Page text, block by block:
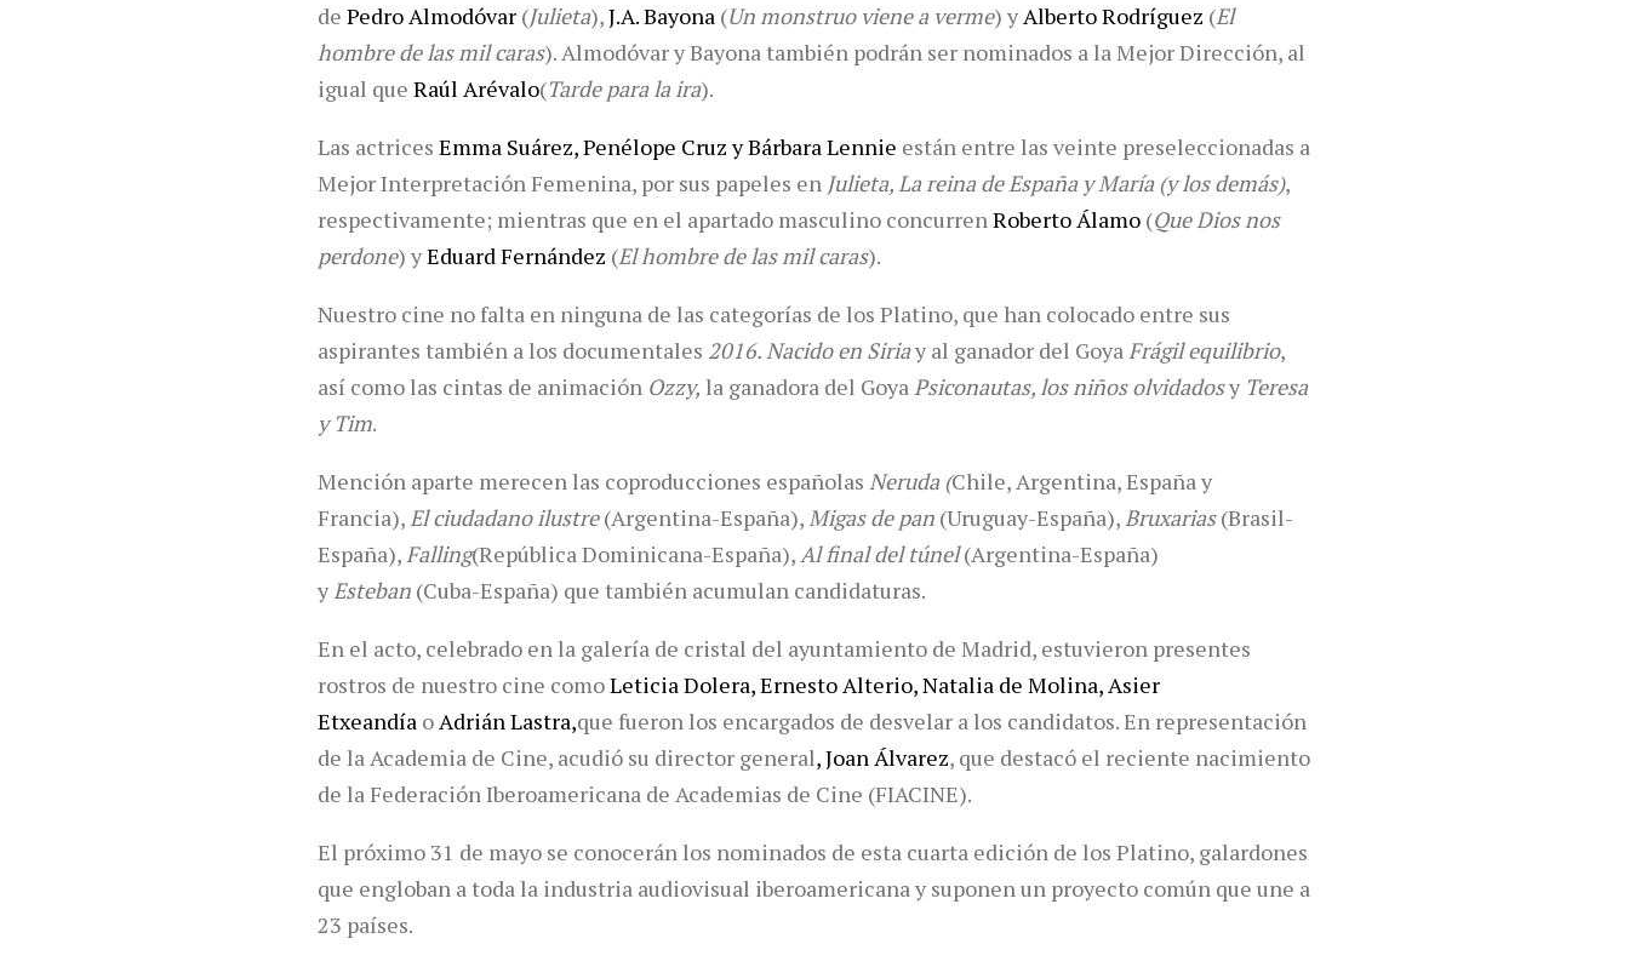
de Pedro Almodóvar (Julieta),J.A. Bayona (Un monstruo viene a verme) yAlberto Rodríguez (El
hombre de las mil caras). Almodóvar y Bayona también podrán ser nominados a la Mejor Dirección, al
igual que Raúl Arévalo(Tarde para la ira).
Las actrices Emma Suárez, Penélope Cruz y Bárbara Lennie están entre las veinte preseleccionadas a
Mejor Interpretación Femenina, por sus papeles en Julieta, La reina de España y María (y los demás),
respectivamente; mientras que en el apartado masculino concurrenRoberto Álamo (Que Dios nos
perdone) yEduard Fernández (El hombre de las mil caras).
Nuestro cine no falta en ninguna de las categorías de los Platino, que han colocado entre sus
aspirantes también a los documentales 2016. Nacido en Siriay al ganador del GoyaFrágil equilibrio,
así como las cintas de animación Ozzy, la ganadora del GoyaPsiconautas, los niños olvidadosy Teresa
y Tim.
Mención aparte merecen las coproducciones españolas Neruda (Chile, Argentina, España y
Francia),El ciudadano ilustre(Argentina-España),Migas de pan (Uruguay-España),Bruxarias(Brasil-
España),Falling(República Dominicana-España),Al final del túnel(Argentina-España)
yEsteban (Cuba-España) que también acumulan candidaturas.
En el acto, celebrado en la galería de cristal del ayuntamiento de Madrid, estuvieron presentes
rostros de nuestro cine comoLeticia Dolera, Ernesto Alterio, Natalia de Molina, Asier
Etxeandía oAdrián Lastra,que fueron los encargados de desvelar a los candidatos. En representación
de la Academia de Cine, acudió su director general, Joan Álvarez, que destacó el reciente nacimiento
de la Federación Iberoamericana de Academias de Cine (FIACINE).
El próximo 31 de mayo se conocerán los nominados de esta cuarta edición de los Platino, galardones
que engloban a toda la industria audiovisual iberoamericana y suponen un proyecto común que une a
23 países.